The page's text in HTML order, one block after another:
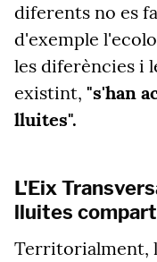
diferents no es
d'exemple
les diferències i
existint, "s'han
lluites".
L'Eix
lluites
Territorialment,